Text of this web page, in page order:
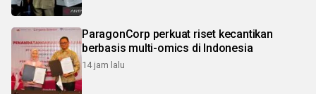
ParagonCorp perkuat riset kecantikan
berbasis multi-omics di Indonesia
14 jam lalu